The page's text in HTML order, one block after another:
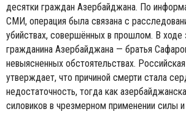
десятки граждан Азербайджана. По
СМИ, операция была связана с
убийствах, совершённых в прошлом. В ходе
гражданина Азербайджана — братья
невыясненных обстоятельствах.
утверждает, что причиной смерти стала
недостаточность, тогда как
силовиков в чрезмерном применении силы и